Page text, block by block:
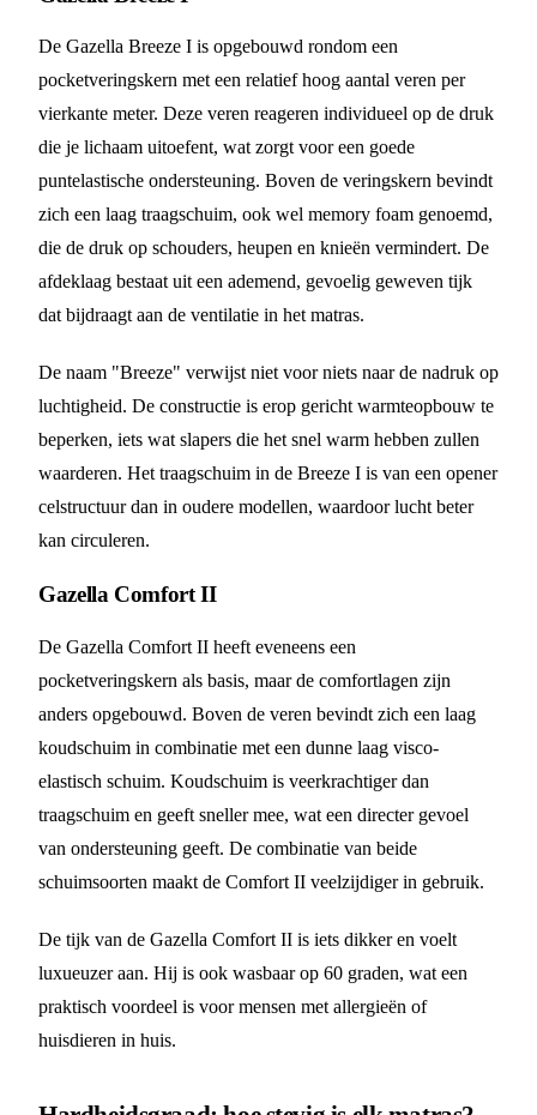
De Gazella Breeze I is opgebouwd rondom een
pocketveringskern met een relatief hoog aantal veren per
vierkante meter. Deze veren reageren individueel op de druk
die je lichaam uitoefent, wat zorgt voor een goede
puntelastische ondersteuning. Boven de veringskern bevindt
zich een laag traagschuim, ook wel memory foam genoemd,
die de druk op schouders, heupen en knieën vermindert. De
afdeklaag bestaat uit een ademend, gevoelig geweven tijk
dat bijdraagt aan de ventilatie in het matras.
De naam "Breeze" verwijst niet voor niets naar de nadruk op
luchtigheid. De constructie is erop gericht warmteopbouw te
beperken, iets wat slapers die het snel warm hebben zullen
waarderen. Het traagschuim in de Breeze I is van een opener
celstructuur dan in oudere modellen, waardoor lucht beter
kan circuleren.
Gazella Comfort II
De Gazella Comfort II heeft eveneens een
pocketveringskern als basis, maar de comfortlagen zijn
anders opgebouwd. Boven de veren bevindt zich een laag
koudschuim in combinatie met een dunne laag visco-
elastisch schuim. Koudschuim is veerkrachtiger dan
traagschuim en geeft sneller mee, wat een directer gevoel
van ondersteuning geeft. De combinatie van beide
schuimsoorten maakt de Comfort II veelzijdiger in gebruik.
De tijk van de Gazella Comfort II is iets dikker en voelt
luxueuzer aan. Hij is ook wasbaar op 60 graden, wat een
praktisch voordeel is voor mensen met allergieën of
huisdieren in huis.